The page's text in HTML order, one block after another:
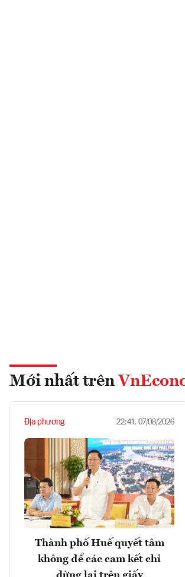
Mới nhất trên
Địa phương 22:41, 07/08/2026
Thành phố Huế quyết tâm
không để các cam kết chỉ